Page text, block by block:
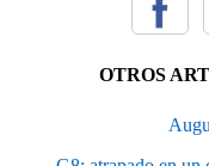
OTROS